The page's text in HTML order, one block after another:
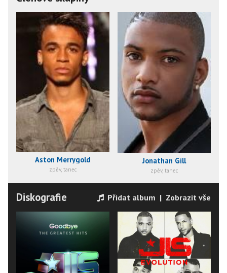
Aston Merrygold
zpěv, tanec
Jonathan Gill
zpěv, tanec
Diskografie Přidat album | Zobrazit vše